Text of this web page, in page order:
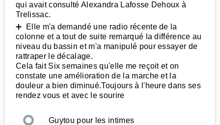
qui avait consulté Alexandra Lafosse Dehoux à
Trelissac.
➕ Elle m'a demandé une radio récente de la
colonne et a tout de suite remarqué la différence au
niveau du bassin et m'a manipulé pour essayer de
rattraper le décalage.
Cela fait Six semaines qu'elle me reçoit et on
constate une amélioration de la marche et la
douleur a bien diminué.Toujours à l'heure dans ses
rendez vous et avec le sourire
Guytou pour les intimes